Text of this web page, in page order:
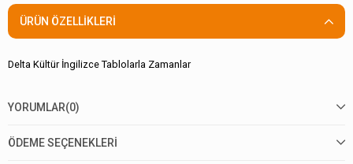
ÜRÜN ÖZELLIKLERI
Delta Kültür İngilizce Tablolarla Zamanlar
YORUMLAR(0)
ÖDEME SEÇENEKLERI